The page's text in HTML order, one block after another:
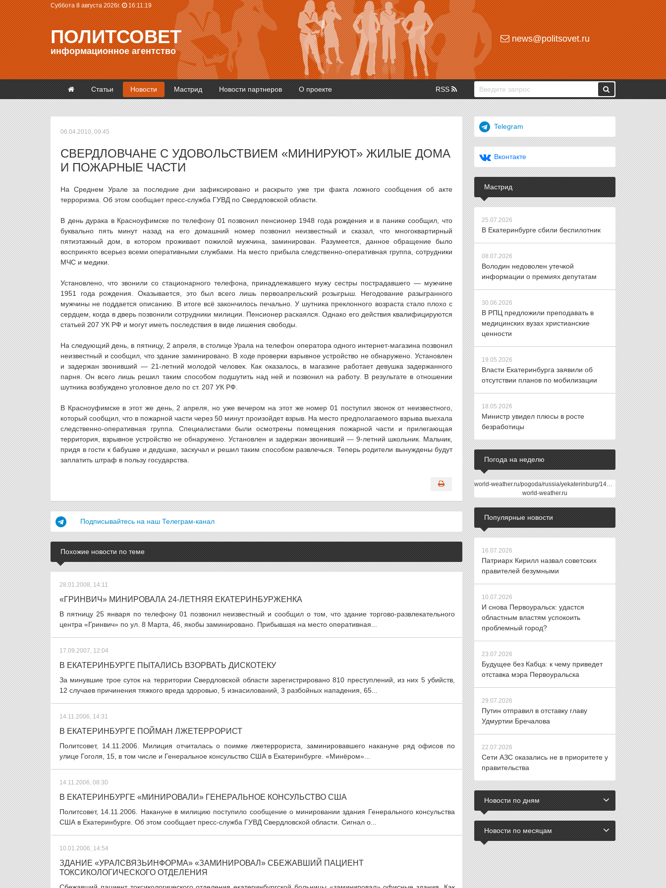
Суббота 8 августа 2026г. 16:11:19
ПОЛИТСОВЕТ
информационное агентство
news@politsovet.ru
Статьи Новости Мастрид Новости партнеров О проекте RSS
06.04.2010, 09:45
СВЕРДЛОВЧАНЕ С УДОВОЛЬСТВИЕМ «МИНИРУЮТ» ЖИЛЫЕ ДОМА
И ПОЖАРНЫЕ ЧАСТИ
На Среднем Урале за последние дни зафиксировано и раскрыто уже три факта ложного сообщения об акте
терроризма. Об этом сообщает пресс-служба ГУВД по Свердловской области.
В день дурака в Красноуфимске по телефону 01 позвонил пенсионер 1948 года рождения и в панике сообщил, что
буквально пять минут назад на его домашний номер позвонил неизвестный и сказал, что многоквартирный
пятиэтажный дом, в котором проживает пожилой мужчина, заминирован. Разумеется, данное обращение было
воспринято всерьез всеми оперативными службами. На место прибыла следственно-оперативная группа, сотрудники
МЧС и медики.
Установлено, что звонили со стационарного телефона, принадлежавшего мужу сестры пострадавшего — мужчине
1951 года рождения. Оказывается, это был всего лишь первоапрельский розыгрыш. Негодование разыгранного
мужчины не поддается описанию. В итоге всё закончилось печально. У шутника преклонного возраста стало плохо с
сердцем, когда в дверь позвонили сотрудники милиции. Пенсионер раскаялся. Однако его действия квалифицируются
статьей 207 УК РФ и могут иметь последствия в виде лишения свободы.
На следующий день, в пятницу, 2 апреля, в столице Урала на телефон оператора одного интернет-магазина позвонил
неизвестный и сообщил, что здание заминировано. В ходе проверки взрывное устройство не обнаружено. Установлен
и задержан звонивший — 21-летний молодой человек. Как оказалось, в магазине работает девушка задержанного
парня. Он всего лишь решил таким способом подшутить над ней и позвонил на работу. В результате в отношении
шутника возбуждено уголовное дело по ст. 207 УК РФ.
В Красноуфимске в этот же день, 2 апреля, но уже вечером на этот же номер 01 поступил звонок от неизвестного,
который сообщил, что в пожарной части через 50 минут произойдет взрыв. На место предполагаемого взрыва выехала
следственно-оперативная группа. Специалистами были осмотрены помещения пожарной части и прилегающая
территория, взрывное устройство не обнаружено. Установлен и задержан звонивший — 9-летний школьник. Мальчик,
придя в гости к бабушке и дедушке, заскучал и решил таким способом развлечься. Теперь родители вынуждены будут
заплатить штраф в пользу государства.
Подписывайтесь на наш Телеграм-канал
Похожие новости по теме
28.01.2008, 14:11
«ГРИНВИЧ» МИНИРОВАЛА 24-ЛЕТНЯЯ ЕКАТЕРИНБУРЖЕНКА
В пятницу 25 января по телефону 01 позвонил неизвестный и сообщил о том, что здание торгово-развлекательного
центра «Гринвич» по ул. 8 Марта, 46, якобы заминировано. Прибывшая на место оперативная...
17.09.2007, 12:04
В ЕКАТЕРИНБУРГЕ ПЫТАЛИСЬ ВЗОРВАТЬ ДИСКОТЕКУ
За минувшие трое суток на территории Свердловской области зарегистрировано 810 преступлений, из них 5 убийств,
12 случаев причинения тяжкого вреда здоровью, 5 изнасилований, 3 разбойных нападения, 65...
14.11.2006, 14:31
В ЕКАТЕРИНБУРГЕ ПОЙМАН ЛЖЕТЕРРОРИСТ
Политсовет, 14.11.2006. Милиция отчиталась о поимке лжетеррориста, заминировавшего накануне ряд офисов по
улице Гоголя, 15, в том числе и Генеральное консульство США в Екатеринбурге. «Минёром»...
14.11.2006, 08:30
В ЕКАТЕРИНБУРГЕ «МИНИРОВАЛИ» ГЕНЕРАЛЬНОЕ КОНСУЛЬСТВО США
Политсовет, 14.11.2006. Накануне в милицию поступило сообщение о минировании здания Генерального консульства
США в Екатеринбурге. Об этом сообщает пресс-служба ГУВД Свердловской области. Сигнал о...
10.01.2006, 14:54
ЗДАНИЕ «УРАЛСВЯЗЬИНФОРМА» «ЗАМИНИРОВАЛ» СБЕЖАВШИЙ ПАЦИЕНТ
ТОКСИКОЛОГИЧЕСКОГО ОТДЕЛЕНИЯ
Telegram
Вконтакте
Мастрид
25.07.2026
В Екатеринбурге сбили беспилотник
08.07.2026
Володин недоволен утечкой
информации о премиях депутатам
30.06.2026
В РПЦ предложили преподавать в
медицинских вузах христианские
ценности
19.05.2026
Власти Екатеринбурга заявили об
отсутствии планов по мобилизации
18.05.2026
Министр увидел плюсы в росте
безработицы
Погода на неделю
world-weather.ru/pogoda/russia/yekaterinburg/14days/
world-weather.ru
Популярные новости
16.07.2026
Патриарх Кирилл назвал советских
правителей безумными
10.07.2026
И снова Первоуральск: удастся
областным властям успокоить
проблемный город?
23.07.2026
Будущее без Кабца: к чему приведет
отставка мэра Первоуральска
29.07.2026
Путин отправил в отставку главу
Удмуртии Бречалова
22.07.2026
Сети АЗС оказались не в приоритете у
правительства
Новости по дням
Новости по месяцам